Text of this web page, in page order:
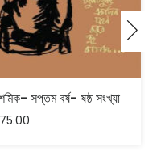
সপ্তম বর্ষ- ষষ্ঠ সংখ্যা